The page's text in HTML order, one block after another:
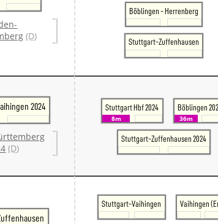
(D)
Böblingen - Herrenberg
Stuttgart-Zuffenhausen
2024
(D)
Stuttgart Hbf 2024
8m
Böblingen
36m
Stuttgart-Zuffenhausen 2024
Stuttgart-Vaihingen Vaihingen